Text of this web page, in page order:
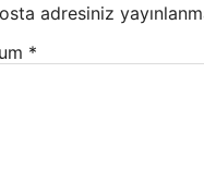
adresiniz
*